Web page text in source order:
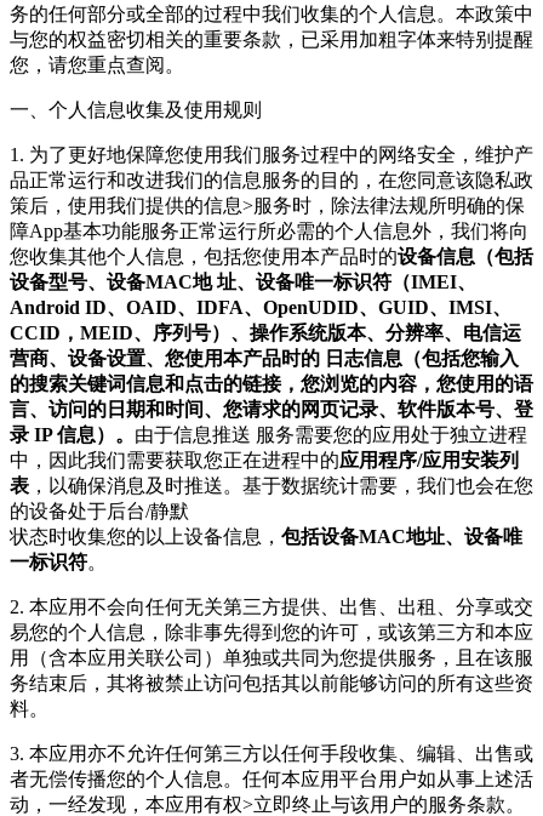
务的任何部分或全部的过程中我们收集的个人信息。本政策中
与您的权益密切相关的重要条款，已采用加粗字体来特别提醒
您，请您重点查阅。
一、个人信息收集及使用规则
1. 为了更好地保障您使用我们服务过程中的网络安全，维护产
品正常运行和改进我们的信息服务的目的，在您同意该隐私政
策后，使用我们提供的信息>服务时，除法律法规所明确的保
障App基本功能服务正常运行所必需的个人信息外，我们将向
您收集其他个人信息，包括您使用本产品时的设备信息（包括
设备型号、设备MAC地 址、设备唯一标识符（IMEI、
Android ID、OAID、IDFA、OpenUDID、GUID、IMSI、
CCID，MEID、序列号）、操作系统版本、分辨率、电信运
营商、设备设置、您使用本产品时的 日志信息（包括您输入
的搜索关键词信息和点击的链接，您浏览的内容，您使用的语
言、访问的日期和时间、您请求的网页记录、软件版本号、登
录 IP 信息）。 由于信息推送 服务需要您的应用处于独立进程
中，因此我们需要获取您正在进程中的应用程序/应用安装列
表 ，以确保消息及时推送。基于数据统计需要，我们也会在您
的设备处于后台/静默
状态时收集您的以上设备信息， 包括设备MAC地址、设备唯
一标识符。
2. 本应用不会向任何无关第三方提供、出售、出租、分享或交
易您的个人信息，除非事先得到您的许可，或该第三方和本应
用（含本应用关联公司）单独或共同为您提供服务，且在该服
务结束后，其将被禁止访问包括其以前能够访问的所有这些资
料。
3. 本应用亦不允许任何第三方以任何手段收集、编辑、出售或
者无偿传播您的个人信息。任何本应用平台用户如从事上述活
动，一经发现，本应用有权>立即终止与该用户的服务条款。